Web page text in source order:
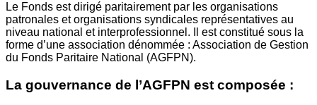
Le Fonds est dirigé paritairement par les organisations
patronales et organisations syndicales représentatives au
niveau national et interprofessionnel. Il est constitué sous la
forme d’une association dénommée : Association de Gestion
du Fonds Paritaire National (AGFPN).
La gouvernance de l’AGFPN est composée :